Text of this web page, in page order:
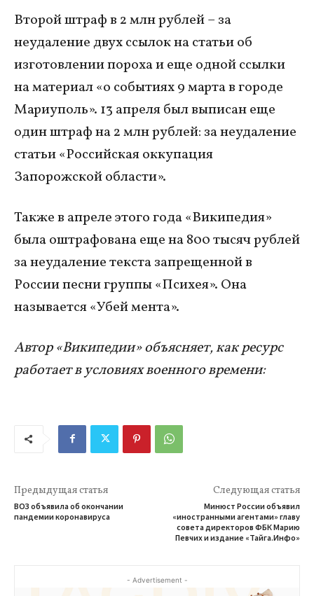
Второй штраф в 2 млн рублей – за
неудаление двух ссылок на статьи об
изготовлении пороха и еще одной ссылки
на материал «о событиях 9 марта в городе
Мариуполь». 13 апреля был выписан еще
один штраф на 2 млн рублей: за неудаление
статьи «Российская оккупация
Запорожской области».
Также в апреле этого года «Википедия»
была оштрафована еще на 800 тысяч рублей
за неудаление текста запрещенной в
России песни группы «Психея». Она
называется «Убей мента».
Автор «Википедии» объясняет, как ресурс
работает в условиях военного времени:
Предыдущая статья
ВОЗ объявила об окончании
пандемии коронавируса
Следующая статья
Минюст России объявил
«иностранными агентами» главу
совета директоров ФБК Марию
Певчих и издание «Тайга.Инфо»
- Advertisement -